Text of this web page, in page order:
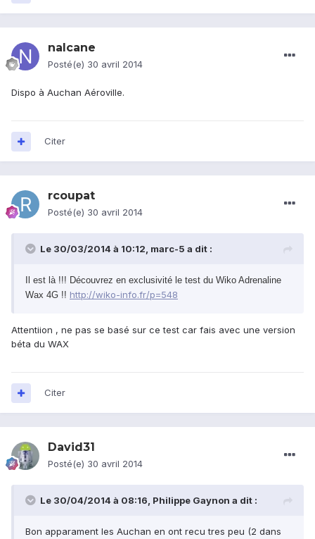
nalcane
Posté(e) 30 avril 2014
Dispo à Auchan Aéroville.
Citer
rcoupat
Posté(e) 30 avril 2014
Le 30/03/2014 à 10:12, marc-5 a dit :
Il est là !!! Découvrez en exclusivité le test du Wiko Adrenaline
Wax 4G !! http://wiko-info.fr/p=548
Attentiion , ne pas se basé sur ce test car fais avec une version
béta du WAX
Citer
David31
Posté(e) 30 avril 2014
Le 30/04/2014 à 08:16, Philippe Gaynon a dit :
Bon apparament les Auchan en ont recu tres peu (2 dans